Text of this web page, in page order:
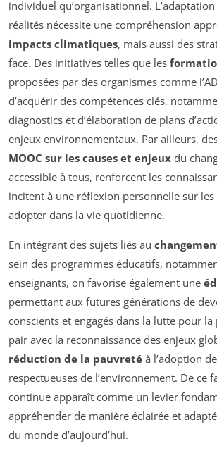
individuel qu’organisationnel.
réalités nécessite une compréhension
impacts climatiques, mais aussi des
face. Des initiatives telles que les
proposées par des organismes comme
d’acquérir des compétences clés,
diagnostics et d’élaboration de plans
enjeux environnementaux. Par ailleurs,
MOOC sur les causes et enjeux du
accessible à tous, renforcent les
incitent à une réflexion personnelle sur les
adopter dans la vie quotidienne.
En intégrant des sujets liés au
sein des programmes éducatifs,
enseignants, on favorise également une
permettant aux futures générations de
conscients et engagés dans la lutte pour la
pair avec la reconnaissance des enjeux
réduction de la pauvreté à l’adoption
respectueuses de l’environnement. De ce
continue apparaît comme un levier
appréhender de manière éclairée et
du monde d’aujourd’hui.